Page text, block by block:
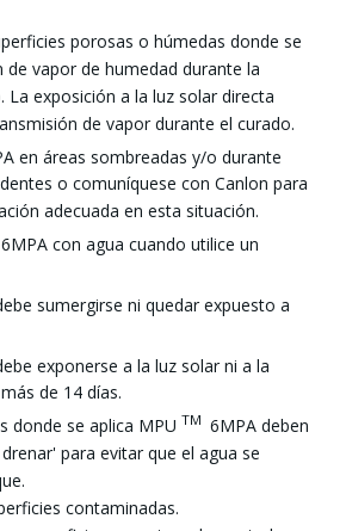
porosas o húmedas donde se
vapor de humedad durante la
La exposición a la luz solar directa
de vapor durante el curado.
en áreas sombreadas y/o durante
o comuníquese con Canlon para
adecuada en esta situación.
6MPA con agua cuando utilice un
sumergirse ni quedar expuesto a
exponerse a la luz solar ni a la
de 14 días.
donde se aplica MPU TM 6MPA deben
para evitar que el agua se
contaminadas.